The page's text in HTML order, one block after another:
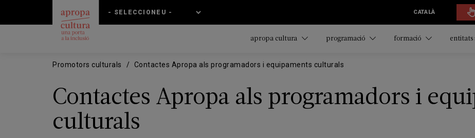
contingut
main
CATALÀ
apropa cultura programació formació entitats
Promotors culturals Contactes Apropa als programadors i equipaments culturals
Contactes Apropa als programadors i
culturals